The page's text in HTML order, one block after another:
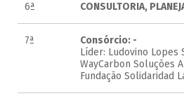
6ª CONSULTORIA,
7ª
Consórcio: -
Líder: Ludovino Lopes
WayCarbon Soluções
Fundação Solidaridad